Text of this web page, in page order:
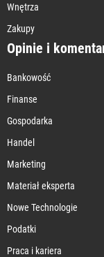
Wnętrza
Zakupy
Opinie i
Bankowość
Finanse
Gospodarka
Handel
Marketing
Materiał eksperta
Nowe Technologie
Podatki
Praca i kariera